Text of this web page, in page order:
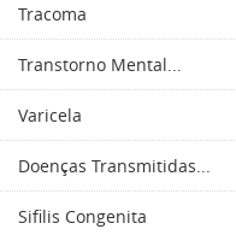
Tracoma
Transtorno Mental...
Varicela
Doenças Transmitidas...
Sifilis Congenita